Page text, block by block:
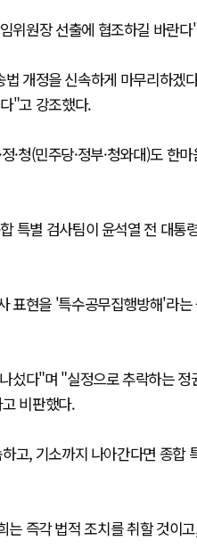
위원장 선출에 협조하길 바란
개정을 신속하게 마무리하겠
"고 강조했다.
청(민주당·정부·청와대)도 한
특별 검사팀이 윤석열 전 대통
표현을 '특수공무집행방해'라
섰다"며 "실정으로 추락하는 정
비판했다.
고, 기소까지 나아간다면 종합
즉각 법적 조치를 취할 것이